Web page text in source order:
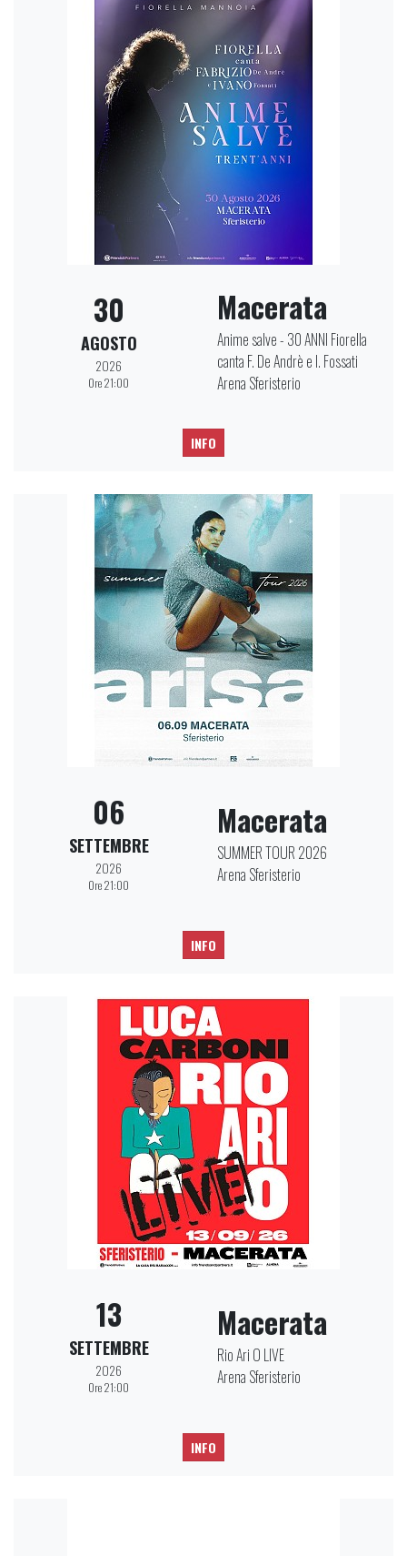
30
AGOSTO
2026
Ore 21:00
Macerata
Anime salve - 30 ANNI Fiorella
canta F. De Andrè e I. Fossati
Arena Sferisterio
INFO
06
SETTEMBRE
2026
Ore 21:00
Macerata
SUMMER TOUR 2026
Arena Sferisterio
INFO
13
SETTEMBRE
2026
Ore 21:00
Macerata
Rio Ari O LIVE
Arena Sferisterio
INFO